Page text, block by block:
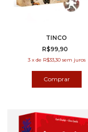
TINCO
R$99,90
3 x de R$33,30 sem juros